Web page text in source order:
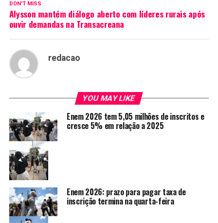
DON'T MISS
Alysson mantém diálogo aberto com líderes rurais após
ouvir demandas na Transacreana
redacao
YOU MAY LIKE
Enem 2026 tem 5,05 milhões de inscritos e
cresce 5% em relação a 2025
Enem 2026: prazo para pagar taxa de
inscrição termina na quarta-feira